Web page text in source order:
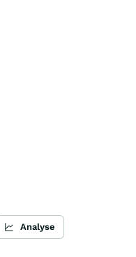
Analyse